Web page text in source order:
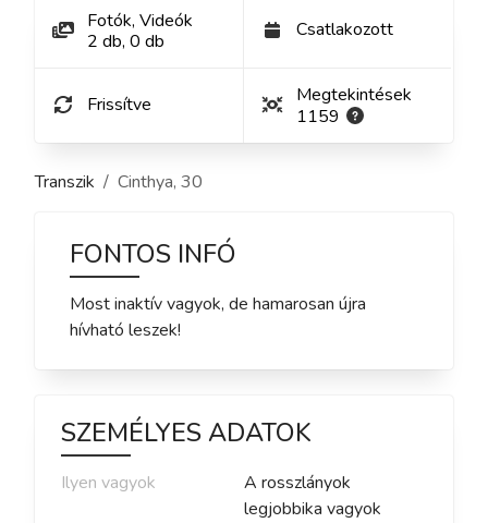
Fotók, Videók
2 db, 0 db Csatlakozott
Frissítve
Megtekintések
1159
Transzik Cinthya, 30
FONTOS INFÓ
Most inaktív vagyok, de hamarosan újra
hívható leszek!
SZEMÉLYES ADATOK
Ilyen vagyok
A rosszlányok
legjobbika vagyok